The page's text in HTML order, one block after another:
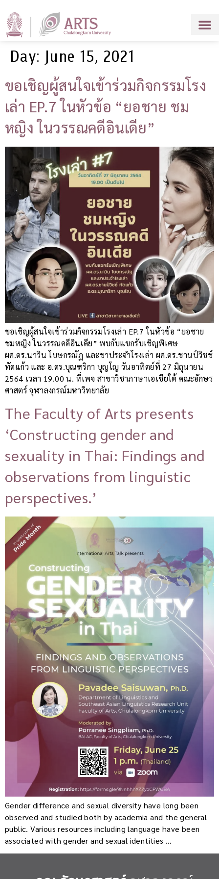
Day: June 15, 2021
ขอเชิญผู้สนใจเข้าร่วมกิจกรรมโรง
เล่า EP.7 ในหัวข้อ “ยอชาย ชม
หญิง ในวรรณคดีอินเดีย”
ขอเชิญผู้สนใจเข้าร่วมกิจกรรมโรงเล่า EP.7 ในหัวข้อ “ยอชาย
ชมหญิง ในวรรณคดีอินเดีย” พบกับแขกรับเชิญพิเศษ
ผศ.ดร.นาวิน โบษกรณัฏ และขาประจำโรงเล่า ผศ.ดร.ชานป์วิชช์
ทัดแก้ว และ อ.ดร.บุณฑริกา บุญโญ วันอาทิตย์ที่ 27 มิถุนายน
2564 เวลา 19.00 น. ที่เพจ สาขาวิชาภาษาเอเชียใต้ คณะอักษร
ศาสตร์ จุฬาลงกรณ์มหาวิทยาลัย
The Faculty of Arts presents
‘Constructing gender and
sexuality in Thai: Findings and
observations from linguistic
perspectives.’
Gender difference and sexual diversity have long been
observed and studied both by academia and the general
public. Various resources including language have been
associated with gender and sexual identities …